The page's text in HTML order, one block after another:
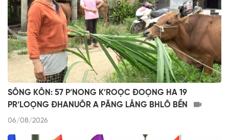
SÔNG KÔN: 57 P’NONG K’ROỌC ĐOỌNG HA 19
PR’LOỌNG ĐHANUÔR A PĂNG LÂNG BHLÔ BỀN
06/08/2026